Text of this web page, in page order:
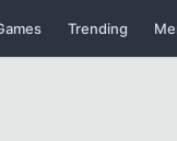
Trending